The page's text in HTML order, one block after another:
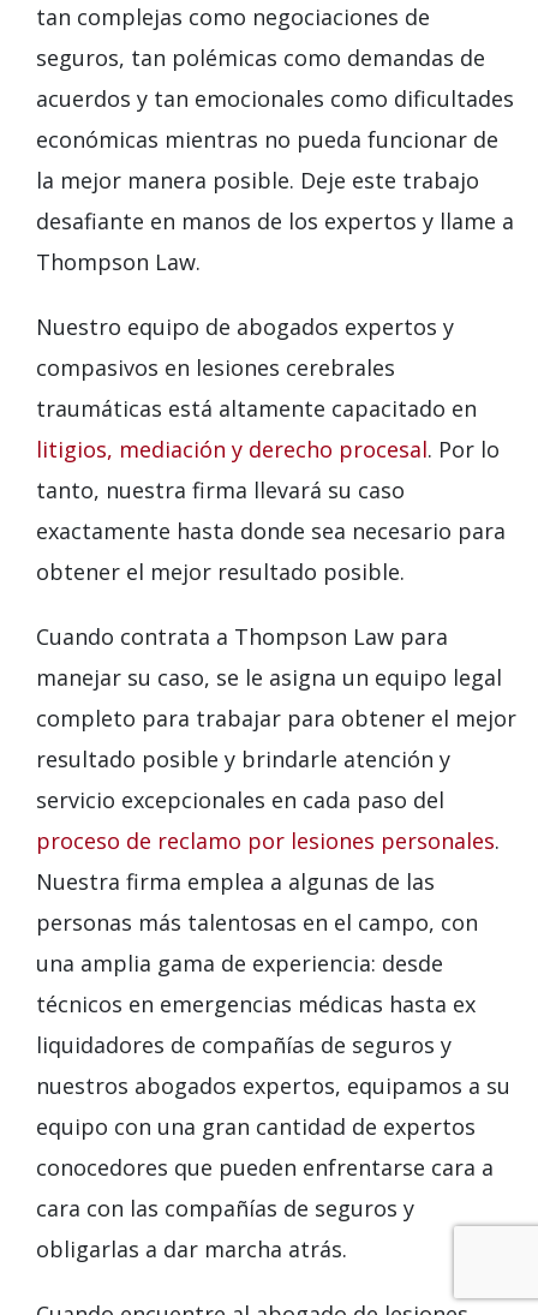
tan complejas como negociaciones de
seguros, tan polémicas como demandas de
acuerdos y tan emocionales como dificultades
económicas mientras no pueda funcionar de
la mejor manera posible. Deje este trabajo
desafiante en manos de los expertos y llame a
Thompson Law.
Nuestro equipo de abogados expertos y
compasivos en lesiones cerebrales
traumáticas está altamente capacitado en
litigios, mediación y derecho procesal. Por lo
tanto, nuestra firma llevará su caso
exactamente hasta donde sea necesario para
obtener el mejor resultado posible.
Cuando contrata a Thompson Law para
manejar su caso, se le asigna un equipo legal
completo para trabajar para obtener el mejor
resultado posible y brindarle atención y
servicio excepcionales en cada paso del
proceso de reclamo por lesiones personales.
Nuestra firma emplea a algunas de las
personas más talentosas en el campo, con
una amplia gama de experiencia: desde
técnicos en emergencias médicas hasta ex
liquidadores de compañías de seguros y
nuestros abogados expertos, equipamos a su
equipo con una gran cantidad de expertos
conocedores que pueden enfrentarse cara a
cara con las compañías de seguros y
obligarlas a dar marcha atrás.